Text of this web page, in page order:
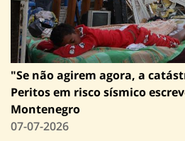
"Se não agirem agora, a
Peritos em risco sísmico
Montenegro
07-07-2026